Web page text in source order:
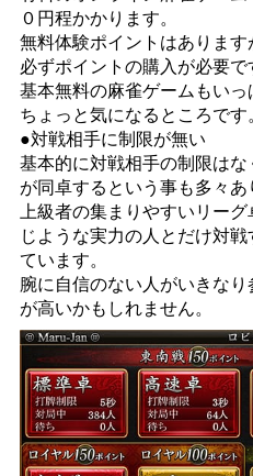
０円程かかります。
無料体験ポイントはありま
必ずポイントの購入が必要で
基本無料の麻雀ゲームもい
ちょっと気になるところです
●対戦相手に制限が無い
基本的に対戦相手の制限は
が同卓するという事も多々あ
上級者の集まりやすいリー
じような実力の人とだけ対
ています。
腕に自信のない人がいきな
が高いかもしれません。